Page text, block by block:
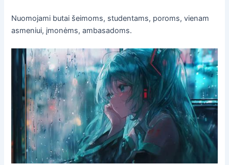
Nuomojami butai šeimoms, studentams, poroms, vienam
asmeniui, įmonėms, ambasadoms.